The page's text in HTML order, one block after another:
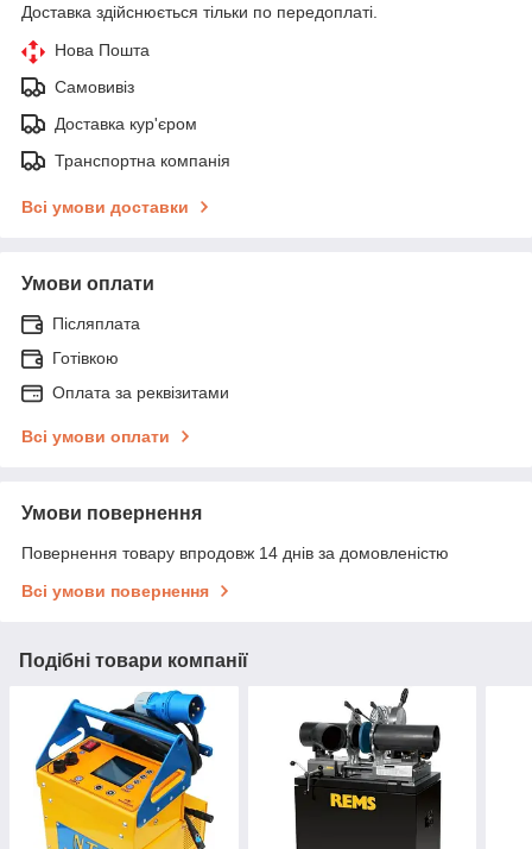
Доставка здійснюється тільки по передоплаті.
Нова Пошта
Самовивіз
Доставка кур'єром
Транспортна компанія
Всі умови доставки
Умови оплати
Післяплата
Готівкою
Оплата за реквізитами
Всі умови оплати
Умови повернення
Повернення товару впродовж 14 днів за домовленістю
Всі умови повернення
Подібні товари компанії